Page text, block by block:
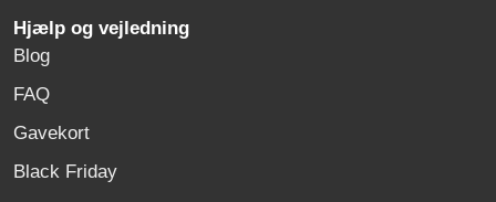
Hjælp og vejledning
Blog
FAQ
Gavekort
Black Friday